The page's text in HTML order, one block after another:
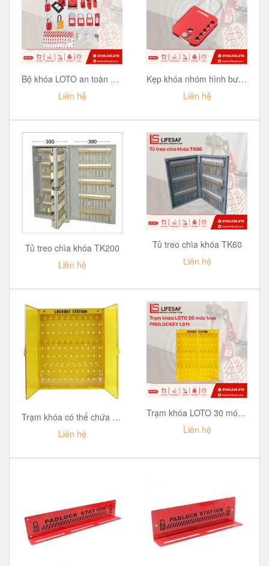
Bộ khóa LOTO an toàn điện PROLOCKEY TTK-0291
Liên hệ
Kẹp khóa nhóm hình bướm bằng thép 7 lỗ PROLOCKEY BAH03
Liên hệ
Tủ treo chìa khóa TK200
Liên hệ
Tủ treo chìa khóa TK60
Liên hệ
Trạm khóa có thể chứa 40 ổ khóa và khóa mini PROLOCKEY LS13
Liên hệ
Trạm khóa LOTO 30 móc treo PROLOCKEY LS11
Liên hệ